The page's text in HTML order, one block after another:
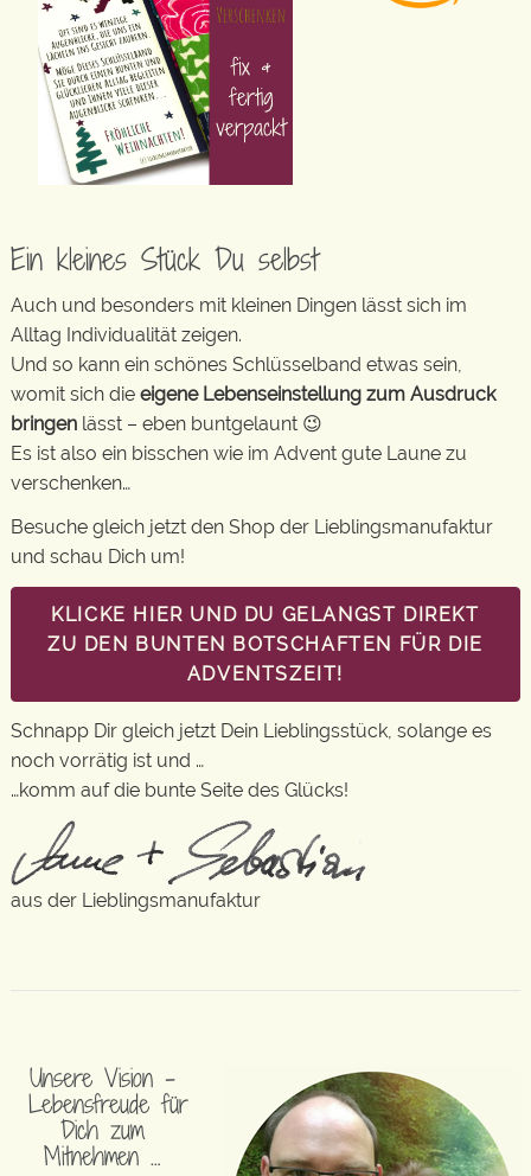
Ein kleines Stück Du selbst
Auch und besonders mit kleinen Dingen lässt sich im
Alltag Individualität zeigen.
Und so kann ein schönes Schlüsselband etwas sein,
womit sich die eigene Lebenseinstellung zum Ausdruck
bringen lässt – eben buntgelaunt 😉
Es ist also ein bisschen wie im Advent gute Laune zu
verschenken…
Besuche gleich jetzt den Shop der Lieblingsmanufaktur
und schau Dich um!
KLICKE HIER UND DU GELANGST DIREKT
ZU DEN BUNTEN BOTSCHAFTEN FÜR DIE
ADVENTSZEIT!
Schnapp Dir gleich jetzt Dein Lieblingsstück, solange es
noch vorrätig ist und …
…komm auf die bunte Seite des Glücks!
aus der Lieblingsmanufaktur
Unsere Vision –
Lebensfreude für
Dich zum
Mitnehmen …